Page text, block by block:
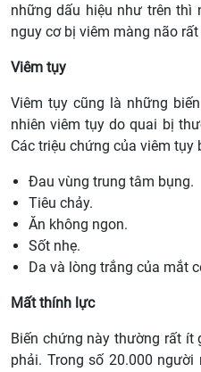
những dấu hiệu như trên thì
nguy cơ bị viêm màng não rất
Viêm tụy
Viêm tụy cũng là những
nhiên viêm tụy do quai bị
Các triệu chứng của viêm tụy
Đau vùng trung tâm bụng.
Tiêu chảy.
Ăn không ngon.
Sốt nhẹ.
Da và lòng trắng của mắt
Mất thính lực
Biến chứng này thường rất
phải. Trong số 20.000